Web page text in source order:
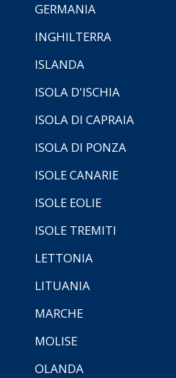
GERMANIA
INGHILTERRA
ISLANDA
ISOLA D'ISCHIA
ISOLA DI CAPRAIA
ISOLA DI PONZA
ISOLE CANARIE
ISOLE EOLIE
ISOLE TREMITI
LETTONIA
LITUANIA
MARCHE
MOLISE
OLANDA